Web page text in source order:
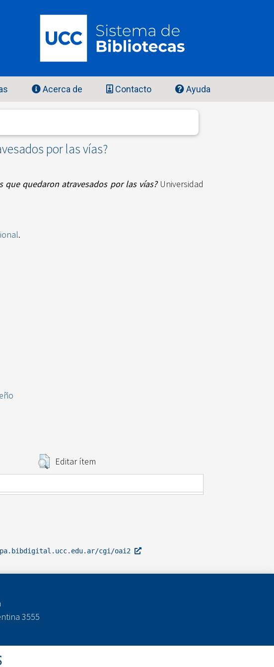
Acerca de Contacto Ayuda
por las vías?
que quedaron atravesados por las vías?Universidad
.
Editar ítem
cgi/oai2
3555